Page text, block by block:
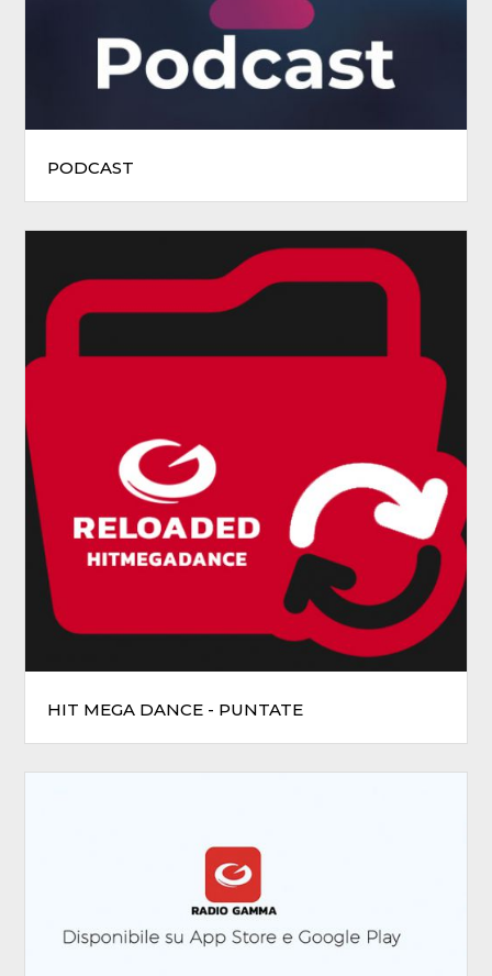
PODCAST
HIT MEGA DANCE - PUNTATE